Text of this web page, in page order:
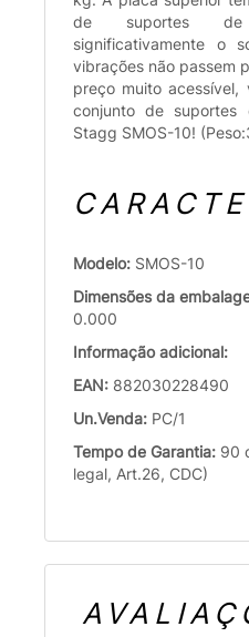
de suportes de
significativamente o
vibrações não passem
preço muito
conjunto de
Stagg SMOS-10!
Modelo: SMOS-10
Dimensões da
0.000
Informação adicional:
EAN: 882030228490
Un.Venda: PC/1
Tempo de Garantia: 90
legal, Art.26, CDC)